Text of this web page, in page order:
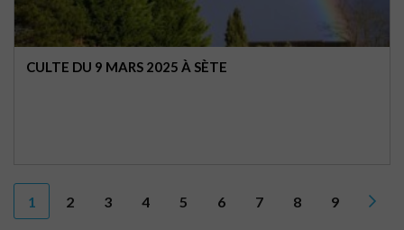
CULTE DU 9 MARS 2025 À SÈTE
1 2 3 4 5 6 7 8 9